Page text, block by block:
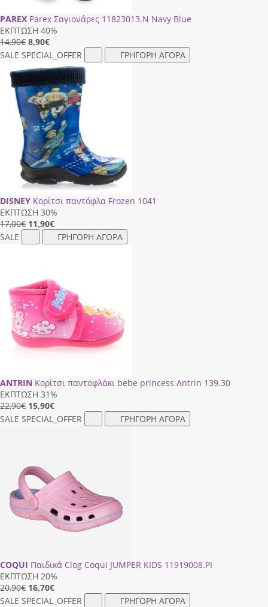
PAREX Parex Σαγιονάρες 11823013.N Navy Blue
ΕΚΠΤΩΣΗ 40%
14,90€ 8,90€
SALE SPECIAL_OFFER ΓΡΗΓΟΡΗ ΑΓΟΡΑ
DISNEY Κορίτσι παντόφλα Frozen 1041
ΕΚΠΤΩΣΗ 30%
17,00€ 11,90€
SALE
ΓΡΗΓΟΡΗ ΑΓΟΡΑ
ANTRIN Κορίτσι παντοφλάκι bebe princess Antrin 139.30
ΕΚΠΤΩΣΗ 31%
22,90€ 15,90€
SALE SPECIAL_OFFER ΓΡΗΓΟΡΗ ΑΓΟΡΑ
COQUI Παιδικά Clog Coqui JUMPER KIDS 11919008.PI
ΕΚΠΤΩΣΗ 20%
20,90€ 16,70€
SALE SPECIAL_OFFER ΓΡΗΓΟΡΗ ΑΓΟΡΑ